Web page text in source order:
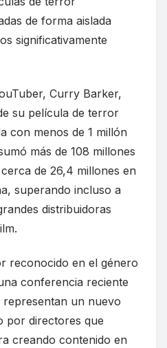
de forma aislada
significativamente
Curry Barker,
su película de terror
con menos de 1 millón
más de 108 millones
de 26,4 millones en
superando incluso a
distribuidoras
reconocido en el género
conferencia reciente
representan un nuevo
por directores que
creando contenido en